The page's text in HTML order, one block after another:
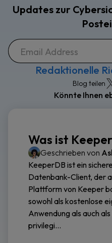
Updates zur
Redaktionelle
Blog teilen
Könnte Ihnen
Was ist
Geschrieben von
KeeperDB ist ein
Datenbank-Client, der
Plattform von Keeper
sowohl als kostenlose
Anwendung als auch
privilegi...